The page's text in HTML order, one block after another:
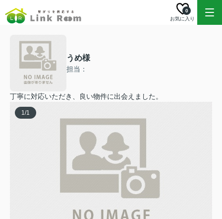
お気に入り
0
うめ様
担当：
丁寧に対応いただき、良い物件に出会えました。
1/1